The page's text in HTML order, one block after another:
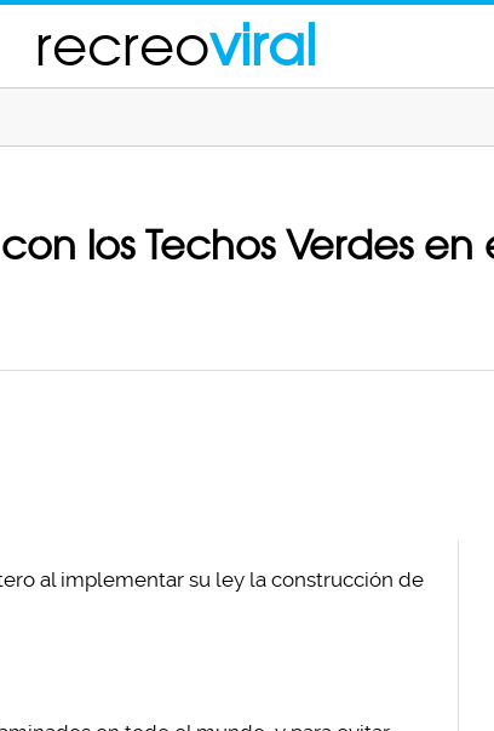
recreoviral
los Techos Verdes en
al implementar su ley la construcción de